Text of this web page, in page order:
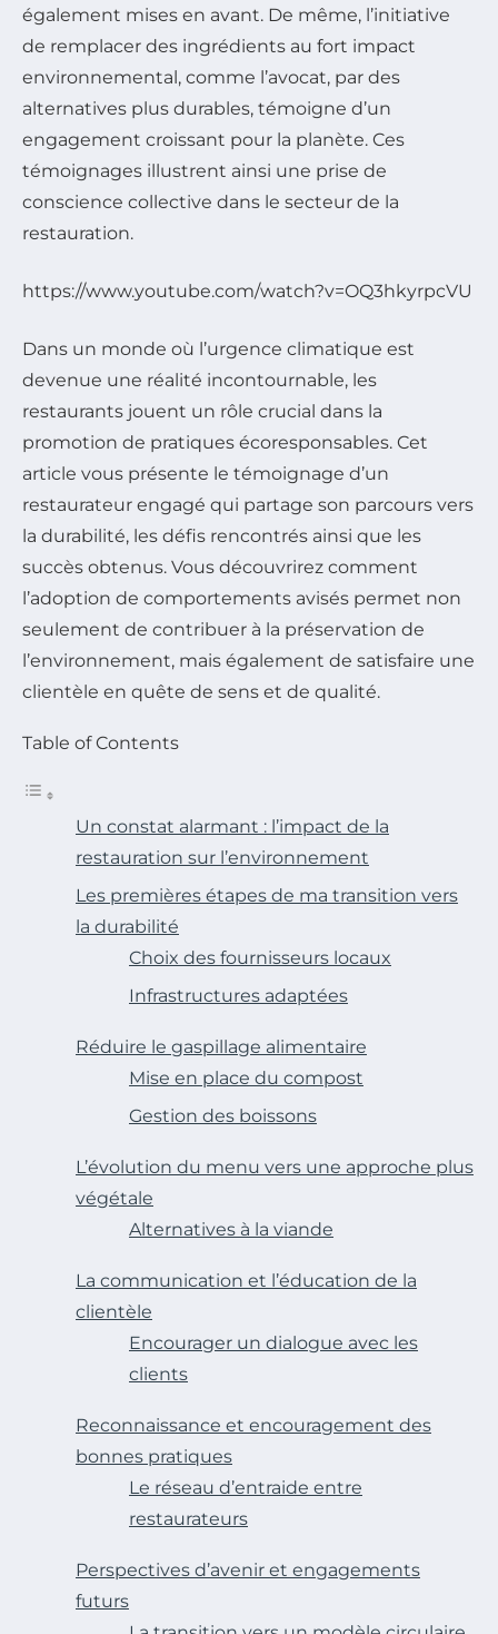
également mises en avant. De même, l’initiative
de remplacer des ingrédients au fort impact
environnemental, comme l’avocat, par des
alternatives plus durables, témoigne d’un
engagement croissant pour la planète. Ces
témoignages illustrent ainsi une prise de
conscience collective dans le secteur de la
restauration.
https://www.youtube.com/watch?v=OQ3hkyrpcVU
Dans un monde où l’urgence climatique est
devenue une réalité incontournable, les
restaurants jouent un rôle crucial dans la
promotion de pratiques écoresponsables. Cet
article vous présente le témoignage d’un
restaurateur engagé qui partage son parcours vers
la durabilité, les défis rencontrés ainsi que les
succès obtenus. Vous découvrirez comment
l’adoption de comportements avisés permet non
seulement de contribuer à la préservation de
l’environnement, mais également de satisfaire une
clientèle en quête de sens et de qualité.
Table of Contents
Un constat alarmant : l’impact de la
restauration sur l’environnement
Les premières étapes de ma transition vers
la durabilité
Choix des fournisseurs locaux
Infrastructures adaptées
Réduire le gaspillage alimentaire
Mise en place du compost
Gestion des boissons
L’évolution du menu vers une approche plus
végétale
Alternatives à la viande
La communication et l’éducation de la
clientèle
Encourager un dialogue avec les
clients
Reconnaissance et encouragement des
bonnes pratiques
Le réseau d’entraide entre
restaurateurs
Perspectives d’avenir et engagements
futurs